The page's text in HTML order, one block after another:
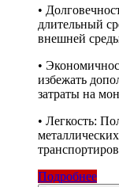
•
длительный
внешней
•
избежать
затраты на
• Легкость:
Подробнее